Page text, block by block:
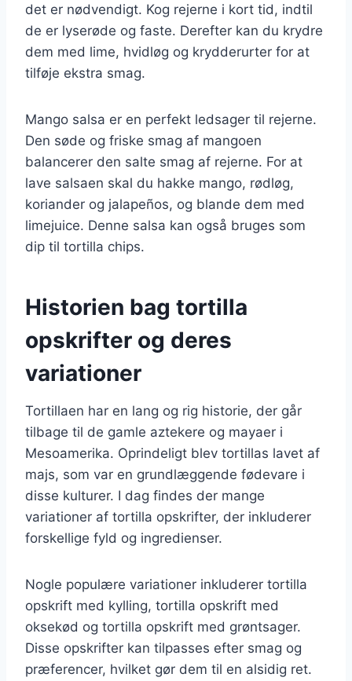
det er nødvendigt. Kog rejerne i kort tid, indtil
de er lyserøde og faste. Derefter kan du krydre
dem med lime, hvidløg og krydderurter for at
tilføje ekstra smag.
Mango salsa er en perfekt ledsager til rejerne.
Den søde og friske smag af mangoen
balancerer den salte smag af rejerne. For at
lave salsaen skal du hakke mango, rødløg,
koriander og jalapeños, og blande dem med
limejuice. Denne salsa kan også bruges som
dip til tortilla chips.
Historien bag tortilla
opskrifter og deres
variationer
Tortillaen har en lang og rig historie, der går
tilbage til de gamle aztekere og mayaer i
Mesoamerika. Oprindeligt blev tortillas lavet af
majs, som var en grundlæggende fødevare i
disse kulturer. I dag findes der mange
variationer af tortilla opskrifter, der inkluderer
forskellige fyld og ingredienser.
Nogle populære variationer inkluderer tortilla
opskrift med kylling, tortilla opskrift med
oksekød og tortilla opskrift med grøntsager.
Disse opskrifter kan tilpasses efter smag og
præferencer, hvilket gør dem til en alsidig ret.